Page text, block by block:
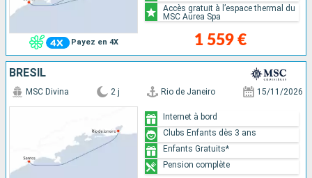
Payez en 4X 1 559 €
Accès gratuit à l’espace thermal du
MSC Aurea Spa
BRÉSIL
MSC Divina 2 j Rio de Janeiro 15/11/2026
Internet à bord
Clubs Enfants dès 3 ans
Enfants Gratuits*
Pension complète